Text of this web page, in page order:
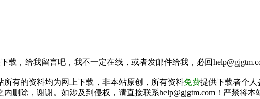
载，给我留言吧，我不一定在线，或者发邮件给我，必回
所有的资料均为网上下载，非本站原创，所有资料免费提供下载者个人
删除，谢谢。如涉及到侵权，请直接联系help@gjgtm.com！严禁将